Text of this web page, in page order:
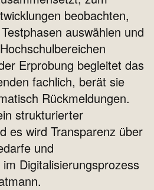
beobachten,
auswählen und
Erprobung begleitet das
fachlich, berät sie
Rückmeldungen.
strukturierter
es wird Transparenz über
und
Digitalisierungsprozess